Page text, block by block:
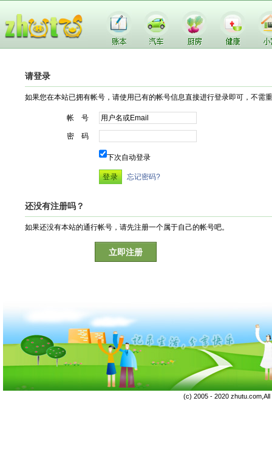
请登录
如果您在本站已拥有帐号，请使用已有的帐号信息直接进行登录即可，不需
帐 号
密 码
下次自动登录
忘记密码?
还没有注册吗？
如果还没有本站的通行帐号，请先注册一个属于自己的帐号吧。
立即注册
(c) 2005 - 2020